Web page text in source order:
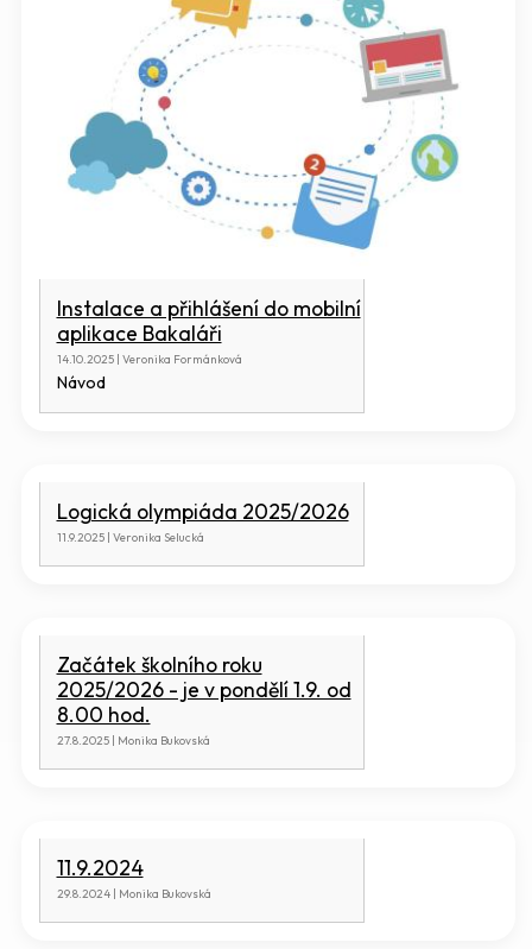
Instalace a přihlášení do mobilní
aplikace Bakaláři
14.10.2025 | Veronika Formánková
Návod
Logická olympiáda 2025/2026
11.9.2025 | Veronika Selucká
Začátek školního roku
2025/2026 - je v pondělí 1.9. od
8.00 hod.
27.8.2025 | Monika Bukovská
11.9.2024
29.8.2024 | Monika Bukovská